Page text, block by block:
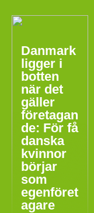
Danmark
ligger i
botten
när det
gäller
företagan
de: För få
danska
kvinnor
börjar
som
egenföret
agare